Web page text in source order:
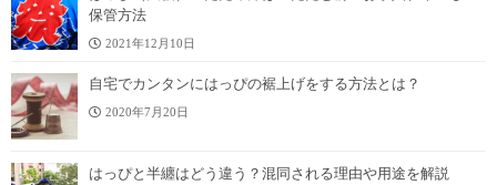
保管方法
2021年12月10日
自宅でカンタンにはっぴの裾上げをする方法とは？
2020年7月20日
はっぴと半纏はどう違う？混同される理由や用途を解説